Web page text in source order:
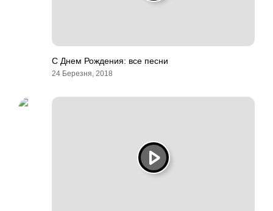
С Днем Рождения: все песни
24 Березня, 2018